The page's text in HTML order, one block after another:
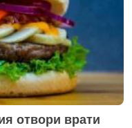
отвори врати